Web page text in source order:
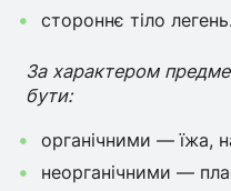
стороннє тіло легень.
За характером
бути:
органічними — їжа,
неорганічними —